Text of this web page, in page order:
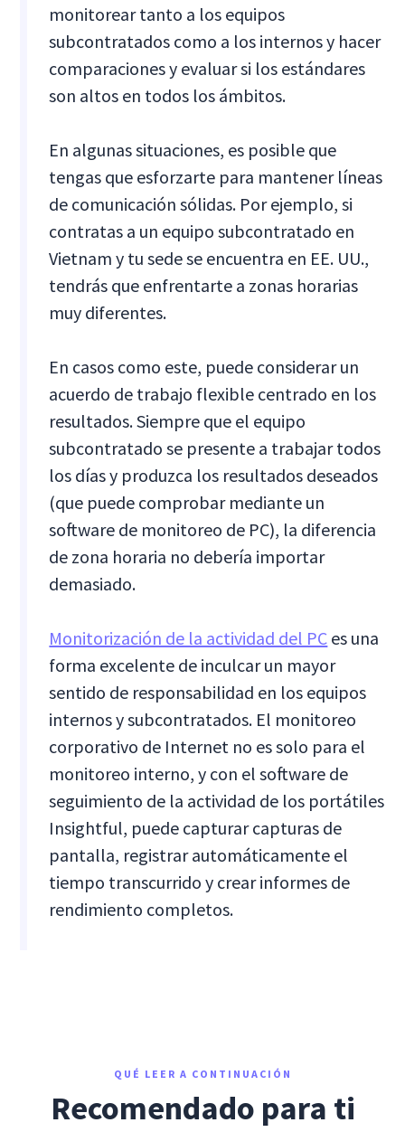
monitorear tanto a los equipos
subcontratados como a los internos y hacer
comparaciones y evaluar si los estándares
son altos en todos los ámbitos.
En algunas situaciones, es posible que
tengas que esforzarte para mantener líneas
de comunicación sólidas. Por ejemplo, si
contratas a un equipo subcontratado en
Vietnam y tu sede se encuentra en EE. UU.,
tendrás que enfrentarte a zonas horarias
muy diferentes.
En casos como este, puede considerar un
acuerdo de trabajo flexible centrado en los
resultados. Siempre que el equipo
subcontratado se presente a trabajar todos
los días y produzca los resultados deseados
(que puede comprobar mediante un
software de monitoreo de PC), la diferencia
de zona horaria no debería importar
demasiado.
Monitorización de la actividad del PC es una
forma excelente de inculcar un mayor
sentido de responsabilidad en los equipos
internos y subcontratados. El monitoreo
corporativo de Internet no es solo para el
monitoreo interno, y con el software de
seguimiento de la actividad de los portátiles
Insightful, puede capturar capturas de
pantalla, registrar automáticamente el
tiempo transcurrido y crear informes de
rendimiento completos.
QUÉ LEER A CONTINUACIÓN
Recomendado para ti